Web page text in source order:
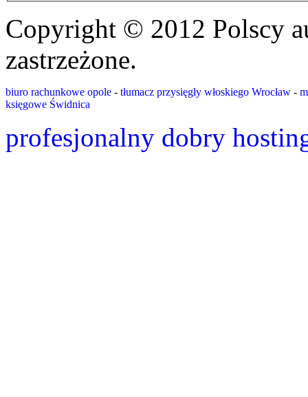
Copyright © 2012 Polscy
zastrzeżone.
biuro rachunkowe opole - tłumacz przysięgły włoskiego Wrocław -
księgowe Świdnica
profesjonalny dobry